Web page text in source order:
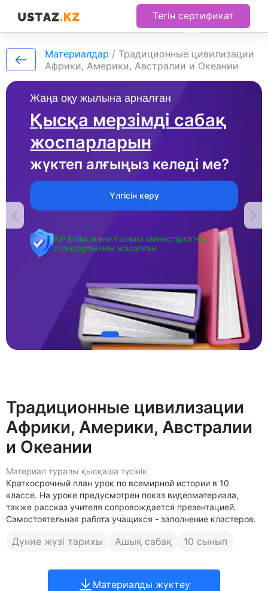
Тегін сертификат
алу
Жаңа оқу жылына арналған
Қысқа мерзімді сабақ
жоспарларын
жүктеп алғыңыз келеді ме?
Үлгісін көру
ҚР Білім және Ғылым министірлігінің
стандартымен жасалған
Материалдар / Традиционные цивилизации
Африки, Америки, Австралии и Океании
Традиционные цивилизации
Африки, Америки, Австралии
и Океании
Материал туралы қысқаша түсінік
Краткосрочный план урок по всемирной истории в 10
классе. На уроке предусмотрен показ видеоматериала,
также рассказ учителя сопровождается презентацией.
Самостоятельная работа учащихся - заполнение кластеров.
Дүние жүзі тарихы Ашық сабақ 10 сынып
Материалды жүктеу